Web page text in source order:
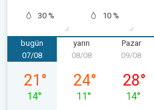
30 % 10 %
bugün
07/08 Cuma
07/08
21 °
14°
yarın
08/08 Cumartesi
08/08
24°
11°
Pazar
09/08
28°
14°